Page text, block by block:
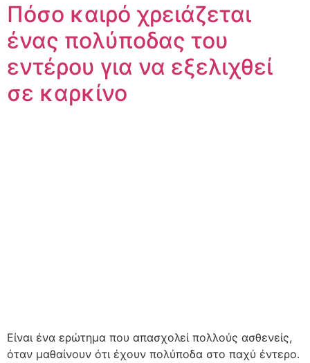
Πόσο καιρό χρειάζεται
ένας πολύποδας του
εντέρου για να εξελιχθεί
σε καρκίνο
Είναι ένα ερώτημα που απασχολεί πολλούς ασθενείς,
όταν μαθαίνουν ότι έχουν πολύποδα στο παχύ έντερο.